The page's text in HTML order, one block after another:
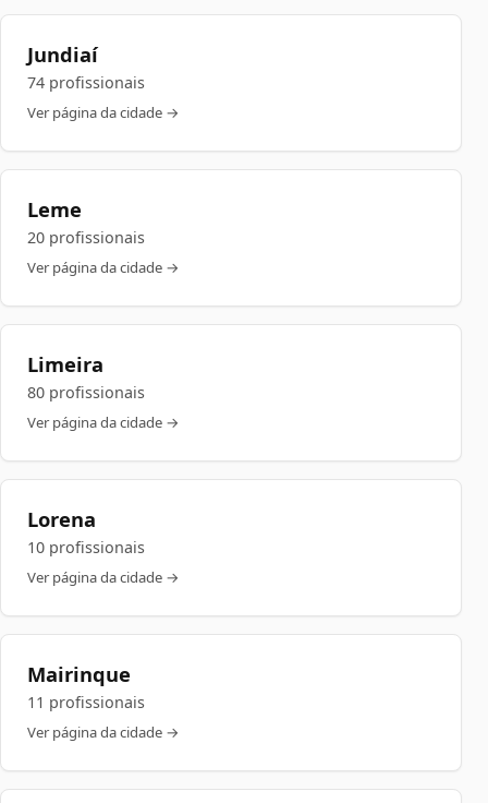
Jundiaí
74 profissionais
Ver página da cidade →
Leme
20 profissionais
Ver página da cidade →
Limeira
80 profissionais
Ver página da cidade →
Lorena
10 profissionais
Ver página da cidade →
Mairinque
11 profissionais
Ver página da cidade →